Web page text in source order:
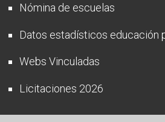
Nómina de escuelas
Datos estadísticos educación
Webs Vinculadas
Licitaciones 2026